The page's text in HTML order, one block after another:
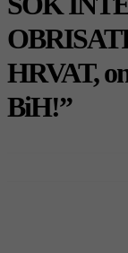
HRVAT,
BiH!”